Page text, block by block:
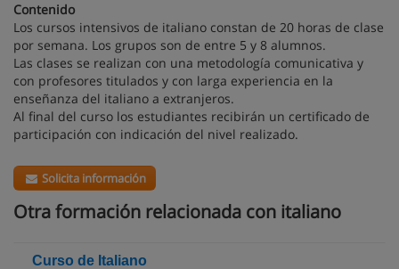
Contenido
Los cursos intensivos de italiano constan de 20 horas de clase
por semana. Los grupos son de entre 5 y 8 alumnos.
Las clases se realizan con una metodología comunicativa y
con profesores titulados y con larga experiencia en la
enseñanza del italiano a extranjeros.
Al final del curso los estudiantes recibirán un certificado de
participación con indicación del nivel realizado.
Solicita información
Otra formación relacionada con italiano
Curso de Italiano